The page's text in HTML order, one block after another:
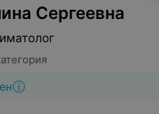
Сергеевна